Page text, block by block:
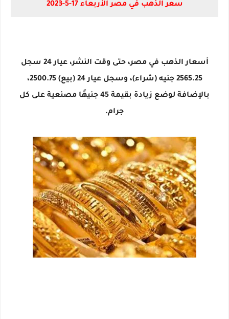
سعر الذهب في مصر الأربعاء 17-5-2023
أسعار الذهب في مصر، حتى وقت النشر، عيار 24 سجل
2565.25 جنيه (شراء)، وسجل عيار 24 (بيع) 2500.75،
بالإضافة لوضع زيادة بقيمة 45 جنيهًا مصنعية على كل
جرام.